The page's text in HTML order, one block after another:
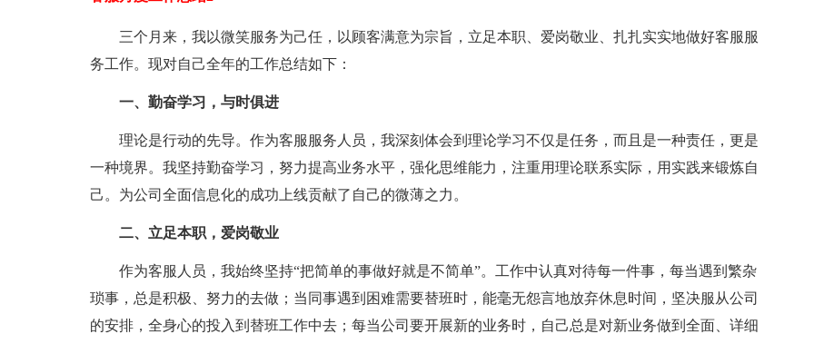
三个月来，我以微笑服务为己任，以顾客满意为宗旨，立足本职、爱岗敬业、扎扎实实地做好客服服
务工作。现对自己全年的工作总结如下：
一、勤奋学习，与时俱进
理论是行动的先导。作为客服服务人员，我深刻体会到理论学习不仅是任务，而且是一种责任，更是
一种境界。我坚持勤奋学习，努力提高业务水平，强化思维能力，注重用理论联系实际，用实践来锻炼自
己。为公司全面信息化的成功上线贡献了自己的微薄之力。
二、立足本职，爱岗敬业
作为客服人员，我始终坚持“把简单的事做好就是不简单”。工作中认真对待每一件事，每当遇到繁杂
琐事，总是积极、努力的去做；当同事遇到困难需要替班时，能毫无怨言地放弃休息时间，坚决服从公司
的安排，全身心的投入到替班工作中去；每当公司要开展新的业务时，自己总是对新业务做到全面、详细